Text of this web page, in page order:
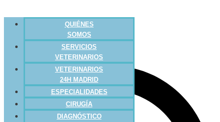
QUIÉNES
SOMOS
SERVICIOS
VETERINARIOS
VETERINARIOS
24H MADRID
ESPECIALIDADES
CIRUGÍA
DIAGNÓSTICO